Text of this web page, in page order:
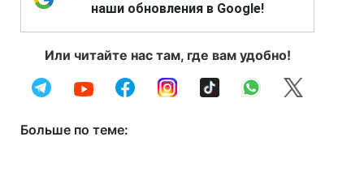
наши обновления в Google!
Или читайте нас там, где вам удобно!
Больше по теме: